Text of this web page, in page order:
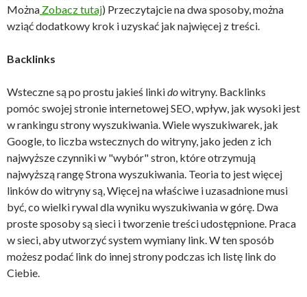
Można Zobacz tutaj) Przeczytajcie na dwa sposoby, można
wziąć dodatkowy krok i uzyskać jak najwięcej z treści.
Backlinks
Wsteczne są po prostu jakieś linkidowitryny. Backlinks
pomóc swojej stronie internetowej SEO, wpływ, jak wysoki jest
w rankingu strony wyszukiwania. Wiele wyszukiwarek, jak
Google, to liczba wstecznych do witryny, jako jeden z ich
najwyższe czynniki w "wybór" stron, które otrzymują
najwyższą rangę Strona wyszukiwania. Teoria to jest więcej
linków do witryny są, Więcej na właściwe i uzasadnione musi
być, co wielki rywal dla wyniku wyszukiwania w górę. Dwa
proste sposoby są sieci i tworzenie treści udostępnione. Praca
w sieci, aby utworzyć system wymiany link. W ten sposób
możesz podać link do innej strony podczas ich listę link do
Ciebie.